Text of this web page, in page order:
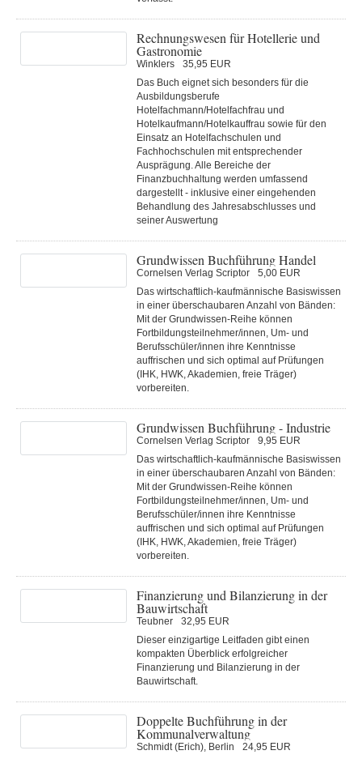
Rechnungswesen für Hotellerie und
Gastronomie
Winklers
35,95 EUR
Das Buch eignet sich besonders für die
Ausbildungsberufe
Hotelfachmann/Hotelfachfrau und
Hotelkaufmann/Hotelkauffrau sowie für den
Einsatz an Hotelfachschulen und
Fachhochschulen mit entsprechender
Ausprägung. Alle Bereiche der
Finanzbuchhaltung werden umfassend
dargestellt - inklusive einer eingehenden
Behandlung des Jahresabschlusses und
seiner Auswertung
Grundwissen Buchführung Handel
Cornelsen Verlag Scriptor
5,00 EUR
Das wirtschaftlich-kaufmännische Basiswissen
in einer überschaubaren Anzahl von Bänden:
Mit der Grundwissen-Reihe können
Fortbildungsteilnehmer/innen, Um- und
Berufsschüler/innen ihre Kenntnisse
auffrischen und sich optimal auf Prüfungen
(IHK, HWK, Akademien, freie Träger)
vorbereiten.
Grundwissen Buchführung - Industrie
Cornelsen Verlag Scriptor
9,95 EUR
Das wirtschaftlich-kaufmännische Basiswissen
in einer überschaubaren Anzahl von Bänden:
Mit der Grundwissen-Reihe können
Fortbildungsteilnehmer/innen, Um- und
Berufsschüler/innen ihre Kenntnisse
auffrischen und sich optimal auf Prüfungen
(IHK, HWK, Akademien, freie Träger)
vorbereiten.
Finanzierung und Bilanzierung in der
Bauwirtschaft
Teubner
32,95 EUR
Dieser einzigartige Leitfaden gibt einen
kompakten Überblick erfolgreicher
Finanzierung und Bilanzierung in der
Bauwirtschaft.
Doppelte Buchführung in der
Kommunalverwaltung
Schmidt (Erich), Berlin
24,95 EUR